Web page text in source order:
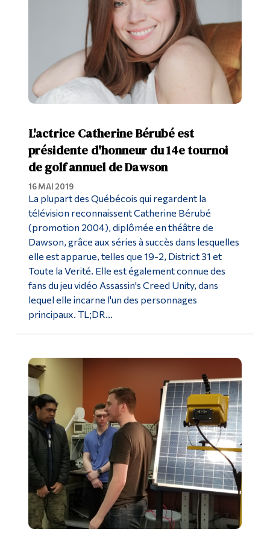
L'actrice Catherine Bérubé est
présidente d'honneur du 14e tournoi
de golf annuel de Dawson
16 MAI 2019
La plupart des Québécois qui regardent la
télévision reconnaissent Catherine Bérubé
(promotion 2004), diplômée en théâtre de
Dawson, grâce aux séries à succès dans lesquelles
elle est apparue, telles que 19-2, District 31 et
Toute la Verité. Elle est également connue des
fans du jeu vidéo Assassin's Creed Unity, dans
lequel elle incarne l'un des personnages
principaux. TL;DR...